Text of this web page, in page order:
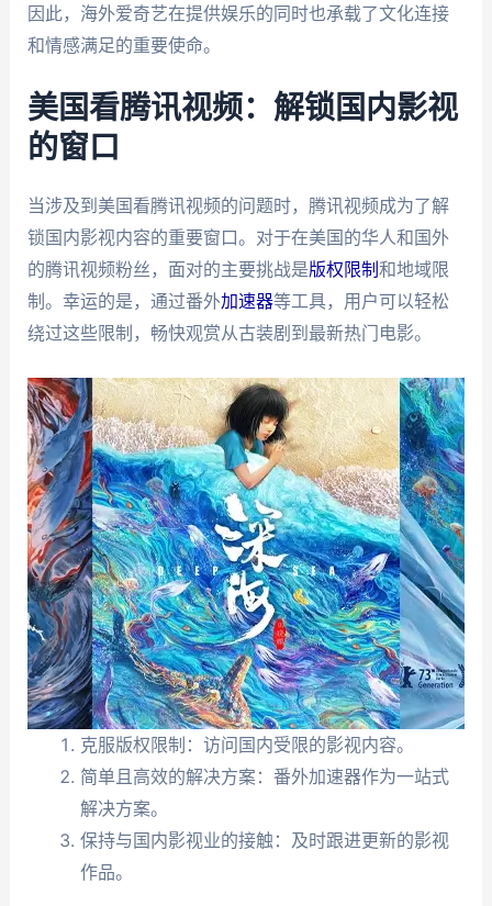
因此，海外爱奇艺在提供娱乐的同时也承载了文化连接
和情感满足的重要使命。
美国看腾讯视频：解锁国内影视
的窗口
当涉及到美国看腾讯视频的问题时，腾讯视频成为了解
锁国内影视内容的重要窗口。对于在美国的华人和国外
的腾讯视频粉丝，面对的主要挑战是版权限制 和地域限
制。幸运的是，通过番外加速器等工具，用户可以轻松
绕过这些限制，畅快观赏从古装剧到最新热门电影。
克服版权限制：访问国内受限的影视内容。
简单且高效的解决方案：番外加速器作为一站式
解决方案。
保持与国内影视业的接触：及时跟进更新的影视
作品。